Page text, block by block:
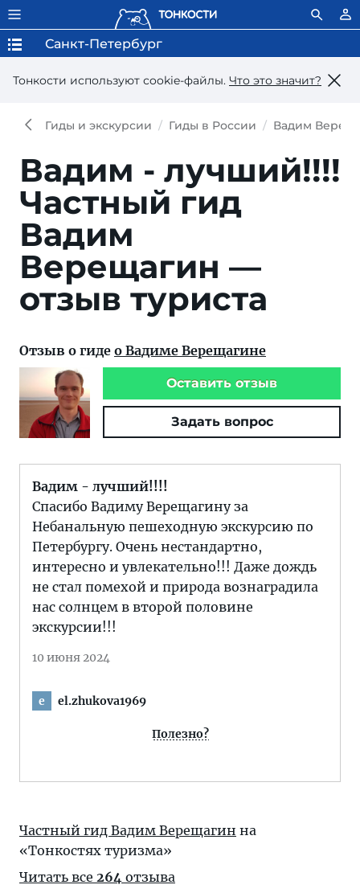
Тонкости используют сookie-файлы. Что это значит?
Санкт-Петербург
Гиды и экскурсии Гиды в России Вадим
Вадим - лучший!!!!
Частный гид
Вадим
Верещагин —
отзыв туриста
Отзыв о гиде о Вадиме Верещагине
Оставить отзыв
Задать вопрос
Вадим - лучший!!!!
Спасибо Вадиму Верещагину за
Небанальную пешеходную экскурсию по
Петербургу. Очень нестандартно,
интересно и увлекательно!!! Даже дождь
не стал помехой и природа вознаградила
нас солнцем в второй половине
экскурсии!!!
10 июня 2024
e el.zhukova1969
Полезно?
Частный гид Вадим Верещагин на
«Тонкостях туризма»
Читать все 264 отзыва